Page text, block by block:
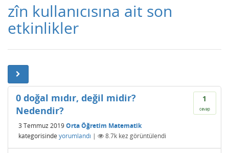
zîn kullanıcısına ait son
etkinlikler
1
cevap
0 doğal mıdır, değil midir?
Nedendir?
3 Temmuz 2019Orta Öğretim Matematik
kategorisinde yorumlandı | 8.7k kez görüntülendi